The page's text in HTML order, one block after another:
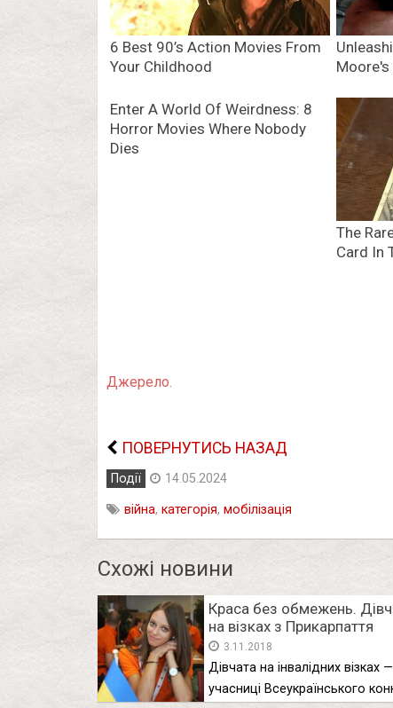
Джерело.
ПОВЕРНУТИСЬ НАЗАД
Події 14.05.2024
війна, категорія, мобілізація
Схожі новини
Краса без обмежень.
на візках з Прикарпаття
візьмуть участь у
Всеукраїнському конкурсі
краси. ФОТО
3.11.2018
Дівчата на інвалідних візках —
учасниці Всеукраїнського